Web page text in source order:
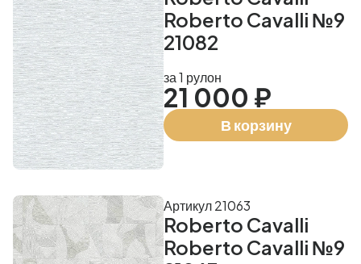
Roberto Cavalli №9
21082
за 1 рулон
21 000 ₽
В корзину
Roberto Cavalli
Roberto Cavalli №9
Артикул 21063